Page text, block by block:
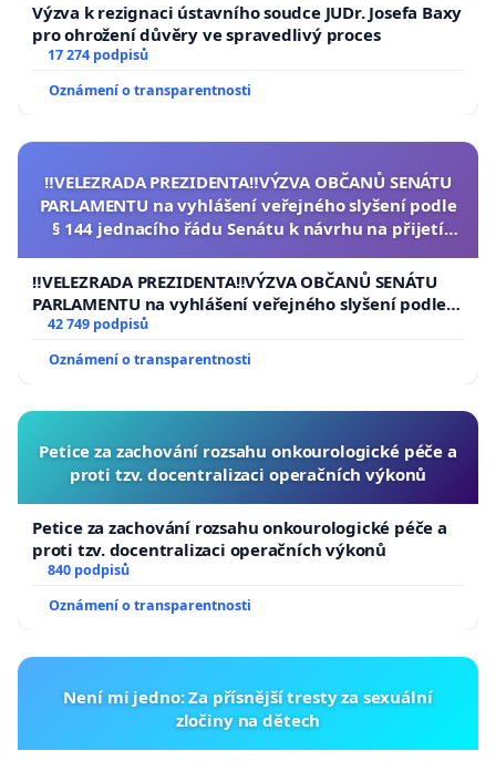
Výzva k rezignaci ústavního soudce JUDr. Josefa Baxy
pro ohrožení důvěry ve spravedlivý proces
17 274 podpisů
Oznámení o transparentnosti
‼️VELEZRADA PREZIDENTA‼️VÝZVA OBČANŮ SENÁTU
PARLAMENTU na vyhlášení veřejného slyšení podle
§ 144 jednacího řádu Senátu k návrhu na přijetí
republiky
‼️VELEZRADA PREZIDENTA‼️VÝZVA OBČANŮ SENÁTU
PARLAMENTU na vyhlášení veřejného slyšení podle §
144 jednacího řádu Senátu k návrhu na přijetí
usnesení k podání ústavní žaloby na prezidenta
republiky
42 749 podpisů
Oznámení o transparentnosti
Petice za zachování rozsahu onkourologické péče a
proti tzv. docentralizaci operačních výkonů
Petice za zachování rozsahu onkourologické péče a
proti tzv. docentralizaci operačních výkonů
840 podpisů
Oznámení o transparentnosti
Není mi jedno: Za přísnější tresty za sexuální
zločiny na dětech